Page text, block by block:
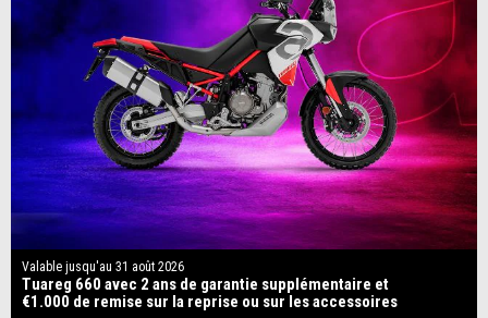
Valable jusqu'au 31 août 2026
Tuareg 660 avec 2 ans de garantie supplémentaire et
€1.000 de remise sur la reprise ou sur les accessoires